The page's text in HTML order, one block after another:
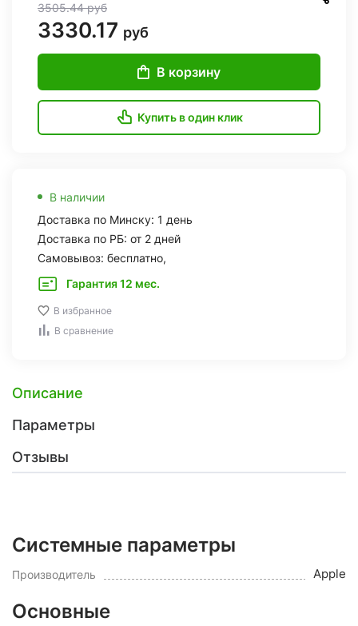
3505.44руб
3330.17 руб
В корзину
Купить в один клик
В наличии
Доставка по Минску: 1 день
Доставка по РБ: от 2 дней
Самовывоз: бесплатно,
Гарантия 12 мес.
В избранное
В сравнение
Описание
Параметры
Отзывы
Системные параметры
Производитель Apple
Основные